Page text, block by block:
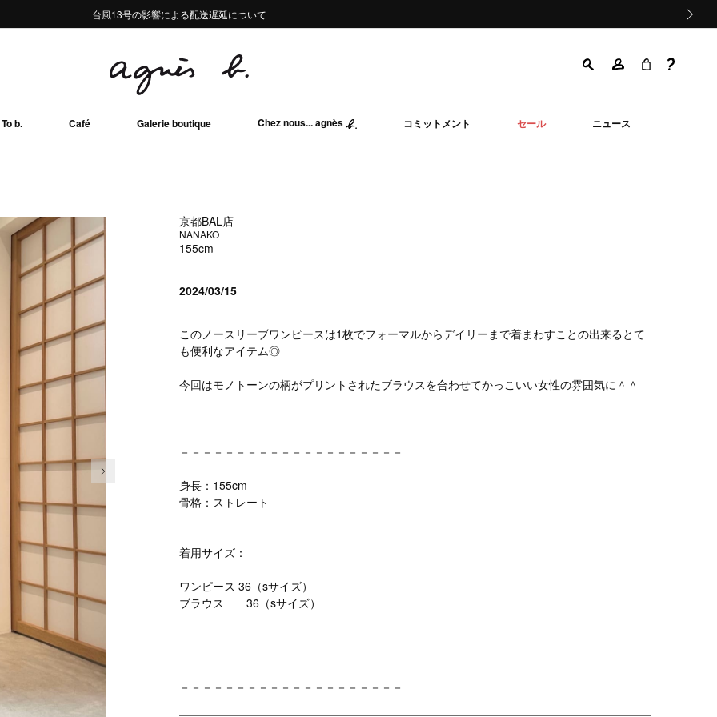
熊本地域地震の影響による配送遅延について
Summer Sale 2buy10%OFF!!
台風13号の影響による配送遅延について
熊本地域地震の影響による配送遅延について
Summer Sale 2buy10%OFF!!
To b. Café Galerie boutique Chez nous... agnès コミットメント セール ニュース
次の画像
京都BAL店
NANAKO
155cm
2024/03/15
このノースリーブワンピースは1枚でフォーマルからデイリーまで着まわすことの出来るとて
も便利なアイテム◎
今回はモノトーンの柄がプリントされたブラウスを合わせてかっこいい女性の雰囲気に＾＾
－－－－－－－－－－－－－－－－－－－－
身長：155cm
骨格：ストレート
着用サイズ：
ワンピース 36（sサイズ）
ブラウス 36（sサイズ）
－－－－－－－－－－－－－－－－－－－－